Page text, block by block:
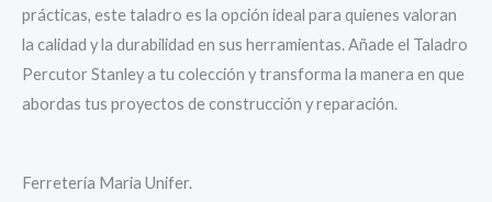
prácticas, este taladro es la opción ideal para quienes valoran
la calidad y la durabilidad en sus herramientas. Añade el Taladro
Percutor Stanley a tu colección y transforma la manera en que
abordas tus proyectos de construcción y reparación.
Ferretería Maria Unifer.